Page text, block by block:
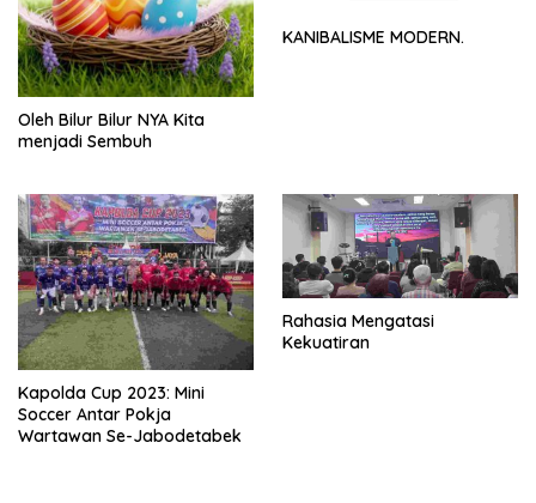
Oleh Bilur Bilur NYA Kita
menjadi Sembuh
KANIBALISME MODERN.
Kapolda Cup 2023: Mini
Soccer Antar Pokja
Wartawan Se-Jabodetabek
Rahasia Mengatasi
Kekuatiran